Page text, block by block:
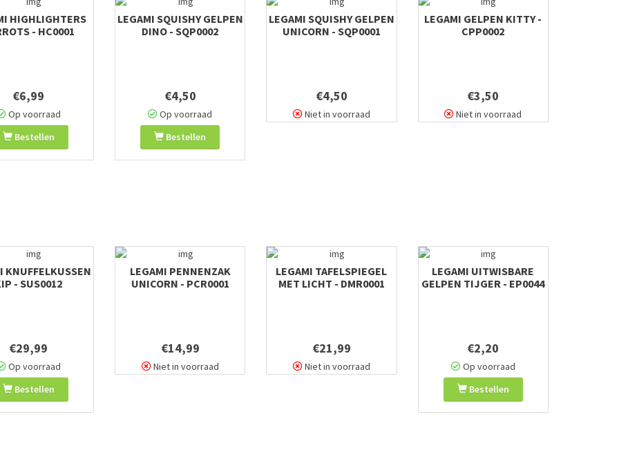
HIGHLIGHTERS
- HC0001
€6,99
Op voorraad
Bestellen
LEGAMI SQUISHY GELPEN
DINO - SQP0002
€4,50
Op voorraad
Bestellen
LEGAMI SQUISHY GELPEN
UNICORN - SQP0001
€4,50
Niet in voorraad
LEGAMI GELPEN KITTY -
CPP0002
€3,50
Niet in voorraad
KNUFFELKUSSEN
- SUS0012
€29,99
Op voorraad
Bestellen
LEGAMI PENNENZAK
UNICORN - PCR0001
€14,99
Niet in voorraad
LEGAMI TAFELSPIEGEL
MET LICHT - DMR0001
€21,99
Niet in voorraad
LEGAMI UITWISBARE
GELPEN TIJGER - EP0044
€2,20
Op voorraad
Bestellen